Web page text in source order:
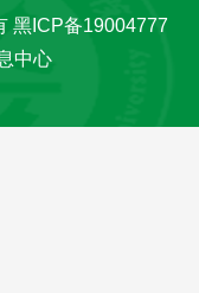
黑ICP备19004777
中心